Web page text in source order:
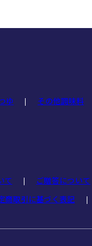
ゆ その他調味料
て ご贈答について
商取引に基づく表記